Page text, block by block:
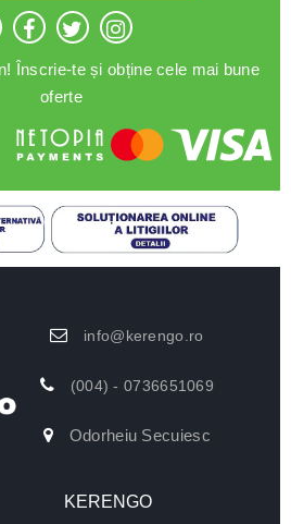
Înscrie-te și obține cele mai bune
oferte
info@kerengo.ro
(004) - 0736651069
Odorheiu Secuiesc
KERENGO